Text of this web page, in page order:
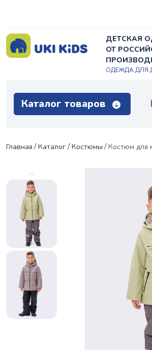
ДЕТСКАЯ
ОТ
ОДЕЖДА ДЛЯ
Каталог товаров
Главная Каталог Костюмы Костюм для